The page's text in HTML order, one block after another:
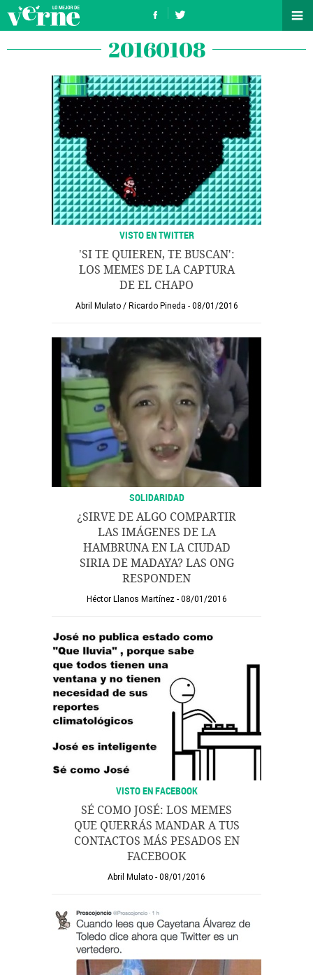
20160108
VISTO EN TWITTER
'SI TE QUIEREN, TE BUSCAN':
LOS MEMES DE LA CAPTURA
DE EL CHAPO
Abril Mulato/ Ricardo Pineda 08/01/2016
SOLIDARIDAD
¿SIRVE DE ALGO COMPARTIR
LAS IMÁGENES DE LA
HAMBRUNA EN LA CIUDAD
SIRIA DE MADAYA? LAS ONG
RESPONDEN
Héctor Llanos Martínez 08/01/2016
VISTO EN FACEBOOK
SÉ COMO JOSÉ: LOS MEMES
QUE QUERRÁS MANDAR A TUS
CONTACTOS MÁS PESADOS EN
FACEBOOK
Abril Mulato 08/01/2016